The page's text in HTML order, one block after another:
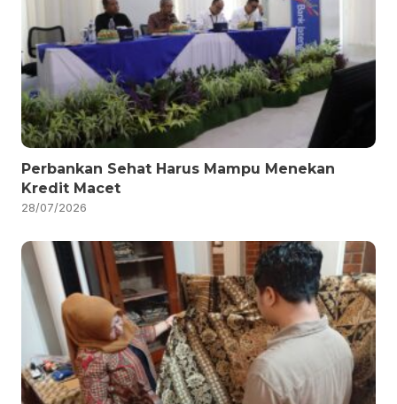
Perbankan Sehat Harus Mampu Menekan
Kredit Macet
28/07/2026